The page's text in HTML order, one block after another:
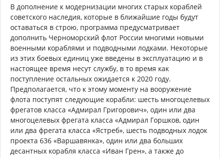
В дополнение к модернизации многих старых кораблей
советского наследия, которые в ближайшие годы будут
оставаться в строю, программа предусматривает
дополнить Черноморский флот России многими новыми
военными кораблями и подводными лодками. Некоторые
из этих боевых единиц уже введены в эксплуатацию и в
настоящее время несут службу, в то время как
поступление остальных ожидается к 2020 году.
Предполагается, что к этому моменту на вооружение
флота поступят следующие корабли: шесть многоцелевых
фрегатов класса «Адмирал Григорович», один или два
многоцелевых фрегата класса «Адмирал Горшков, один
или два фрегата класса «Ястреб», шесть подводных лодок
проекта 636 «Варшавянка», один или два больших
десантных корабля класса «Иван Грен», а также до